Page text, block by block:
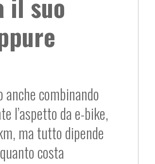
combinando
l’aspetto da e-bike,
ma tutto dipende
costa